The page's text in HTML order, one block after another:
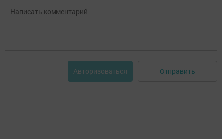
Авторизоваться Отправить